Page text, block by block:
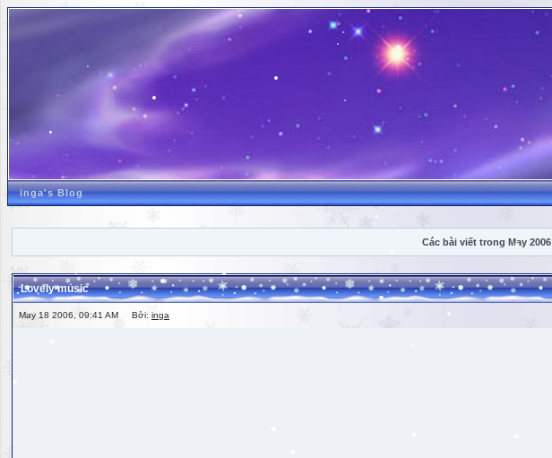
inga's Blog
Các bài viết trong May 2006
Lovely music
May 18 2006, 09:41 AM Bởi: inga